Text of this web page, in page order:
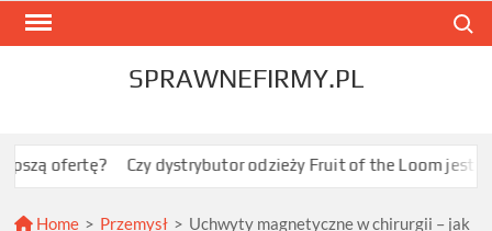
Skip
SPRAWNEFIRMY.PL
Czy dystrybutor odzieży Fruit of the Loom jest opłacalny
Home > Przemysł > Uchwyty magnetyczne w chirurgii – jak